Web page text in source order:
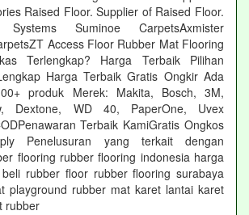
Raised Floor. Supplier of Raised Floor.
Suminoe CarpetsAxmister
Access Floor Rubber Mat Flooring
Terlengkap? Harga Terbaik Pilihan
Harga Terbaik Gratis Ongkir Ada
produk Merek: Makita, Bosch, 3M,
Dextone, WD 40, PaperOne, Uvex
Terbaik KamiGratis Ongkos
Penelusuran yang terkait dengan
flooring rubber flooring indonesia harga
rubber floor rubber flooring surabaya
playground rubber mat karet lantai karet
rubber